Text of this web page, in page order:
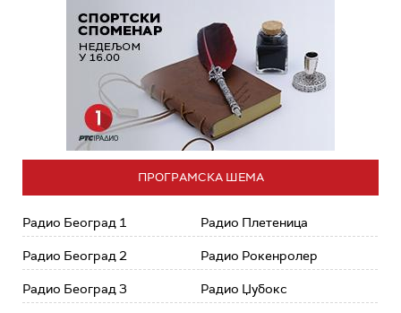
ПРОГРАМСКА ШЕМА
Радио Београд 1
Радио Београд 2
Радио Београд 3
Радио Плетеница
Радио Рокенролер
Радио Џубокс